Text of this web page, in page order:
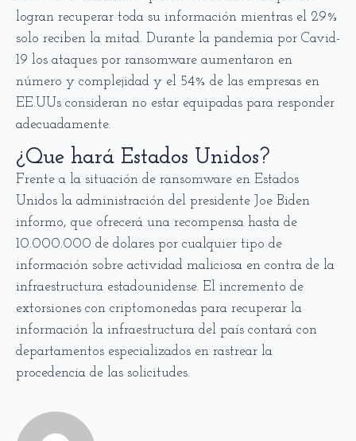
logran recuperar toda su información mientras el 29%
solo reciben la mitad. Durante la pandemia por Cavid-
19 los ataques por ransomware aumentaron en
número y complejidad y el 54% de las empresas en
EE.UUs consideran no estar equipadas para responder
adecuadamente.
¿Que hará Estados Unidos?
Frente a la situación de ransomware en Estados
Unidos la administración del presidente Joe Biden
informo, que ofrecerá una recompensa hasta de
10.000.000 de dolares por cualquier tipo de
información sobre actividad maliciosa en contra de la
infraestructura estadounidense. El incremento de
extorsiones con criptomonedas para recuperar la
información la infraestructura del país contará con
departamentos especializados en rastrear la
procedencia de las solicitudes.